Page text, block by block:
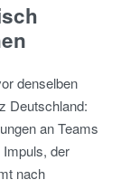
denselben
Deutschland:
an Teams
der
nach